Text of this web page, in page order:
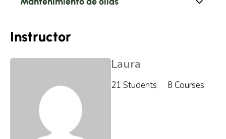
Instructor
Laura
21 Students 8 Courses